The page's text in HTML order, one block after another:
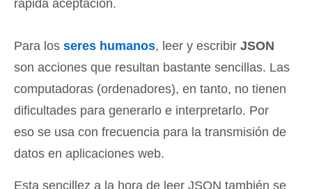
rápida aceptación.
Para los seres humanos, leer y escribir JSON
son acciones que resultan bastante sencillas. Las
computadoras (ordenadores), en tanto, no tienen
dificultades para generarlo e interpretarlo. Por
eso se usa con frecuencia para la transmisión de
datos en aplicaciones web.
Esta sencillez a la hora de leer JSON también se